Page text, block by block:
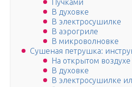
Пучками
В духовке
В электросушилке
В аэрогриле
В микроволновке
Сушеная петрушка:
На открытом воздухе
В духовке
В электросушилке